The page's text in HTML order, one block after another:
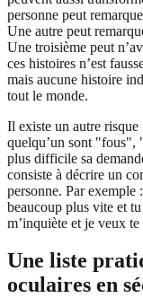
personne peut
Une autre peut
Une troisième peut
ces histoires n’est
mais aucune histoire
tout le monde.
Il existe un autre
quelqu’un sont "fous",
plus difficile sa
consiste à décrire un
personne. Par exemple
beaucoup plus vite et
m’inquiète et je veux
Une liste
oculaires en